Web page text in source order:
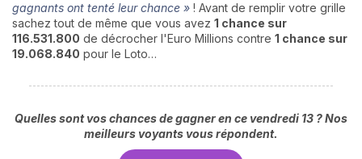
gagnants ont tenté leur chance » ! Avant de remplir votre grille
sachez tout de même que vous avez 1 chance sur
116.531.800 de décrocher l'Euro Millions contre 1 chance sur
19.068.840 pour le Loto…
Quelles sont vos chances de gagner en ce vendredi 13 ? Nos
meilleurs voyants vous répondent.